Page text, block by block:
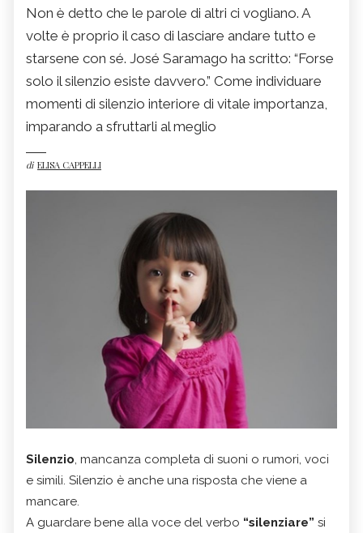
Non è detto che le parole di altri ci vogliano. A
volte è proprio il caso di lasciare andare tutto e
starsene con sé. José Saramago ha scritto: “Forse
solo il silenzio esiste davvero.” Come individuare
momenti di silenzio interiore di vitale importanza,
imparando a sfruttarli al meglio
di ELISA CAPPELLI
Silenzio, mancanza completa di suoni o rumori, voci
e simili. Silenzio è anche una risposta che viene a
mancare.
A guardare bene alla voce del verbo “silenziare” si